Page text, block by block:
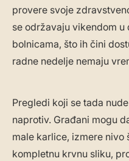
provere svoje
se održavaju vikendom
bolnicama, što ih čini
radne nedelje nemaju
Pregledi koji se tada
naprotiv. Građani mogu
male karlice, izmere nivo
kompletnu krvnu sliku,